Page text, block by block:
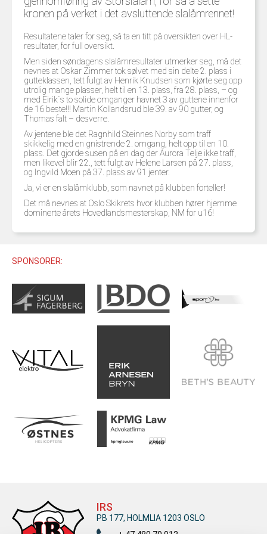
U12 (11-12 ÅR)
U16 (15-16 ÅR)
MASTERS
PRIVATTIMER
SKILISENS
REGLER
ALPINUTSTYR
TRENINGSLÆRE
TRENINGSPROGRAM
SAMLINGER
RENN
kronen på verket i det avsluttende slalåmrennet!
Resultatene taler for seg, så ta en titt på oversikten over HL-
resultater, for full oversikt.
Men siden søndagens slalåmresultater utmerker seg, må det
nevnes at Oskar Zimmer tok sølvet med sin delte 2. plass i
gutteklassen, tett fulgt av Henrik Knudsen som kjørte seg opp
utrolig mange plasser, helt til en 13. plass, fra 28. plass, – og
med Eirik´s to solide omganger havnet 3 av guttene innenfor
de 16 beste!!! Martin Kollandsrud ble 39. av 90 gutter, og
Thomas falt – desverre.
Av jentene ble det Ragnhild Steinnes Norby som traff
skikkelig med en gnistrende 2. omgang, helt opp til en 10.
plass. Det gjorde susen på en dag der Aurora Telje ikke traff,
men likevel blir 22., tett fulgt av Helene Larsen på 27. plass,
og Ingvild Moen på 37. plass av 91 jenter.
Ja, vi er en slalåmklubb, som navnet på klubben forteller!
Det må nevnes at Oslo Skikrets hvor klubben hører hjemme
dominerte årets Hovedlandsmesterskap, NM for u16!
SPONSORER:
IRS
PB 177, HOLMLIA 1203 OSLO